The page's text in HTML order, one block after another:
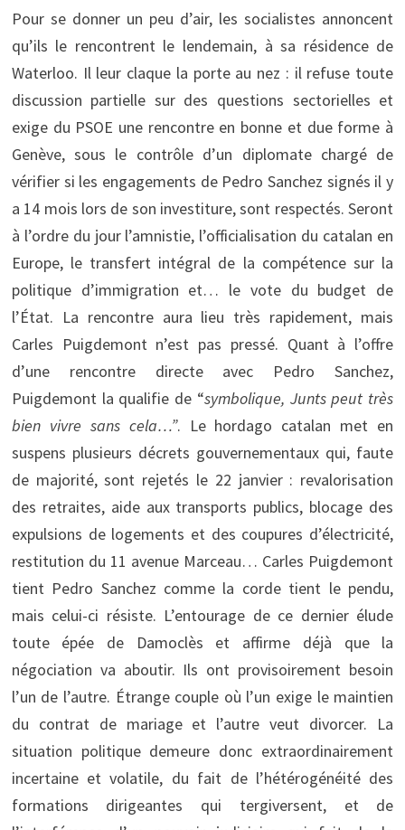
Pour se donner un peu d’air, les socialistes annoncent
qu’ils le rencontrent le lendemain, à sa résidence de
Waterloo. Il leur claque la porte au nez : il refuse toute
discussion partielle sur des questions sectorielles et
exige du PSOE une rencontre en bonne et due forme à
Genève, sous le contrôle d’un diplomate chargé de
vérifier si les engagements de Pedro Sanchez signés il y
a 14 mois lors de son investiture, sont respectés. Seront
à l’ordre du jour l’amnistie, l’officialisation du catalan en
Europe, le transfert intégral de la compétence sur la
politique d’immigration et… le vote du budget de
l’État. La rencontre aura lieu très rapidement, mais
Carles Puigdemont n’est pas pressé. Quant à l’offre
d’une rencontre directe avec Pedro Sanchez,
Puigdemont la qualifie de “symbolique, Junts peut très
bien vivre sans cela…”. Le hordago catalan met en
suspens plusieurs décrets gouvernementaux qui, faute
de majorité, sont rejetés le 22 janvier : revalorisation
des retraites, aide aux transports publics, blocage des
expulsions de logements et des coupures d’électricité,
restitution du 11 avenue Marceau… Carles Puigdemont
tient Pedro Sanchez comme la corde tient le pendu,
mais celui-ci résiste. L’entourage de ce dernier élude
toute épée de Damoclès et affirme déjà que la
négociation va aboutir. Ils ont provisoirement besoin
l’un de l’autre. Étrange couple où l’un exige le maintien
du contrat de mariage et l’autre veut divorcer. La
situation politique demeure donc extraordinairement
incertaine et volatile, du fait de l’hétérogénéité des
formations dirigeantes qui tergiversent, et de